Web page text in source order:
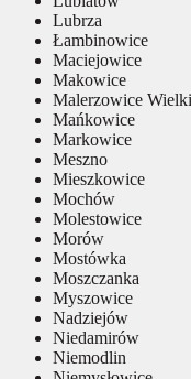
Lubrza
Łambinowice
Maciejowice
Makowice
Malerzowice
Mańkowice
Markowice
Meszno
Mieszkowice
Mochów
Molestowice
Morów
Mostówka
Moszczanka
Myszowice
Nadziejów
Niedamirów
Niemodlin